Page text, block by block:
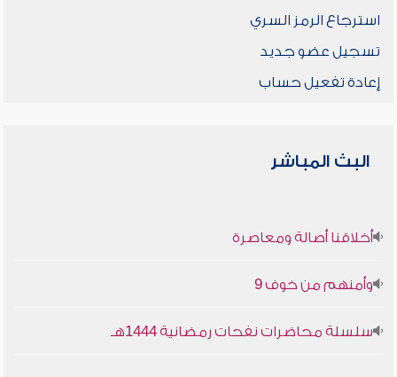
استرجاع الرمز السري
تسجيل عضو جديد
إعادة تفعيل حساب
البث المباشر
أخلاقنا أصالة ومعاصرة
وأمنهم من خوف 9
سلسلة محاضرات نفحات رمضانية 1444هـ